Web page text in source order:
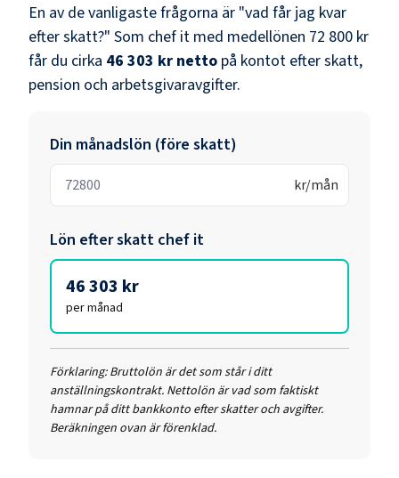
En av de vanligaste frågorna är "vad får jag kvar
efter skatt?" Som chef it med medellönen 72 800 kr
får du cirka 46 303 kr netto på kontot efter skatt,
pension och arbetsgivaravgifter.
Din månadslön (före skatt)
kr/mån
Lön efter skatt chef it
46 303 kr
per månad
Förklaring: Bruttolön är det som står i ditt
anställningskontrakt. Nettolön är vad som faktiskt
hamnar på ditt bankkonto efter skatter och avgifter.
Beräkningen ovan är förenklad.